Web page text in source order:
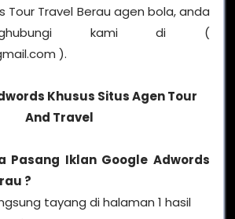
Tour Travel Berau agen bola, anda
kami di (
).
Khusus Situs Agen Tour
And Travel
Pasang Iklan Google Adwords
?
tayang di halaman 1 hasil